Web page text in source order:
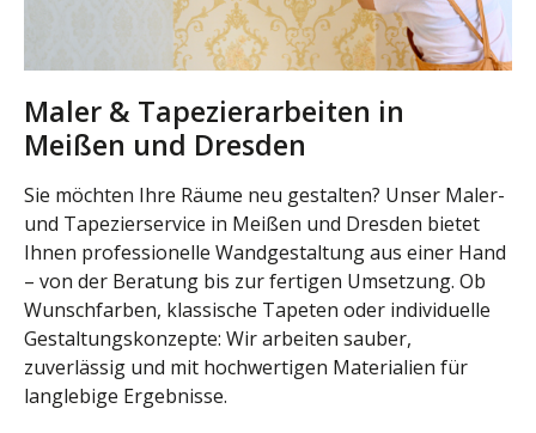
Maler & Tapezierarbeiten in
Meißen und Dresden
Sie möchten Ihre Räume neu gestalten? Unser Maler-
und Tapezierservice in Meißen und Dresden bietet
Ihnen professionelle Wandgestaltung aus einer Hand
– von der Beratung bis zur fertigen Umsetzung. Ob
Wunschfarben, klassische Tapeten oder individuelle
Gestaltungskonzepte: Wir arbeiten sauber,
zuverlässig und mit hochwertigen Materialien für
langlebige Ergebnisse.